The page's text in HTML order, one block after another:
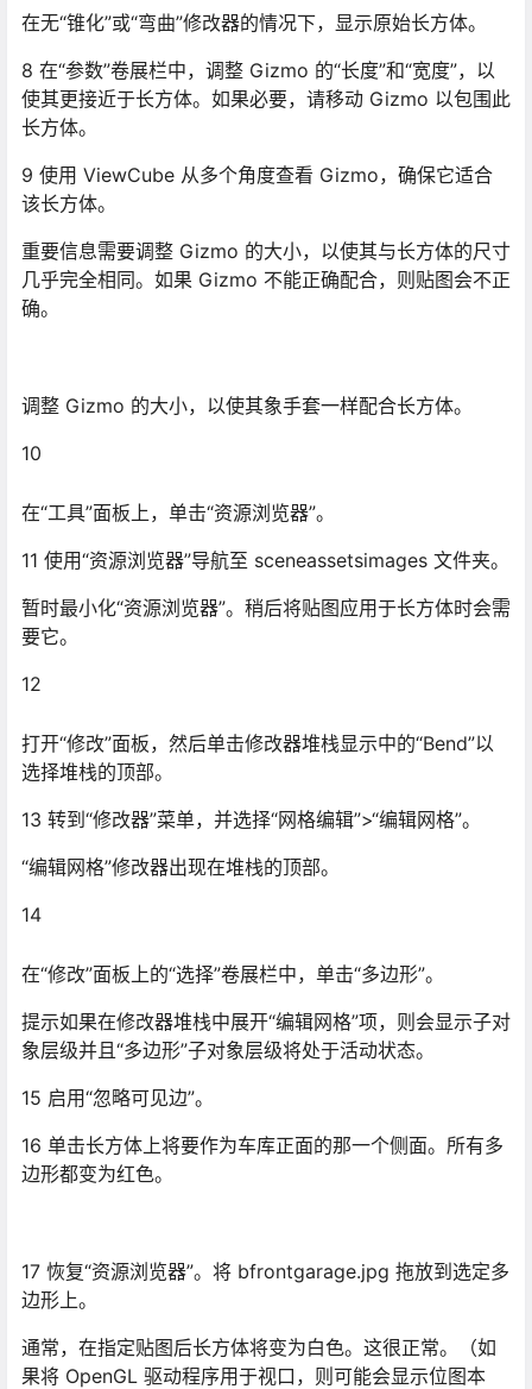
在无“锥化”或“弯曲”修改器的情况下，显示原始长方体。
8 在“参数”卷展栏中，调整 Gizmo 的“长度”和“宽度”，以
使其更接近于长方体。如果必要，请移动 Gizmo 以包围此
长方体。
9 使用 ViewCube 从多个角度查看 Gizmo，确保它适合
该长方体。
重要信息需要调整 Gizmo 的大小，以使其与长方体的尺寸
几乎完全相同。如果 Gizmo 不能正确配合，则贴图会不正
确。
调整 Gizmo 的大小，以使其象手套一样配合长方体。
10
在“工具”面板上，单击“资源浏览器”。
11 使用“资源浏览器”导航至 sceneassetsimages 文件夹。
暂时最小化“资源浏览器”。稍后将贴图应用于长方体时会需
要它。
12
打开“修改”面板，然后单击修改器堆栈显示中的“Bend”以
选择堆栈的顶部。
13 转到“修改器”菜单，并选择“网格编辑”>“编辑网格”。
“编辑网格”修改器出现在堆栈的顶部。
14
在“修改”面板上的“选择”卷展栏中，单击“多边形”。
提示如果在修改器堆栈中展开“编辑网格”项，则会显示子对
象层级并且“多边形”子对象层级将处于活动状态。
15 启用“忽略可见边”。
16 单击长方体上将要作为车库正面的那一个侧面。所有多
边形都变为红色。
17 恢复“资源浏览器”。将 bfrontgarage.jpg 拖放到选定多
边形上。
通常，在指定贴图后长方体将变为白色。这很正常。（如
果将 OpenGL 驱动程序用于视口，则可能会显示位图本